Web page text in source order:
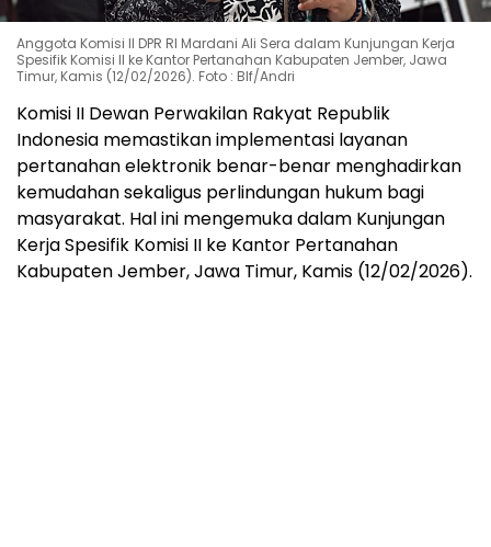
Anggota Komisi II DPR RI Mardani Ali Sera dalam Kunjungan Kerja
Spesifik Komisi II ke Kantor Pertanahan Kabupaten Jember, Jawa
Timur, Kamis (12/02/2026). Foto : Blf/Andri
Komisi II Dewan Perwakilan Rakyat Republik
Indonesia memastikan implementasi layanan
pertanahan elektronik benar-benar menghadirkan
kemudahan sekaligus perlindungan hukum bagi
masyarakat. Hal ini mengemuka dalam Kunjungan
Kerja Spesifik Komisi II ke Kantor Pertanahan
Kabupaten Jember, Jawa Timur, Kamis (12/02/2026).